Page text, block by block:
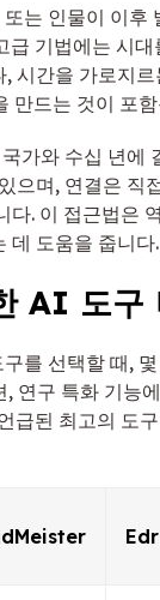
는 인물이 이후
기법에는 시
시간을 가로지
만드는 것이 포
가와 수십 년에
으며, 연결은 직
. 이 접근법은
데 도움을 줍니다.
AI 도구
를 선택할 때,
연구 특화 기능
급된 최고의 도